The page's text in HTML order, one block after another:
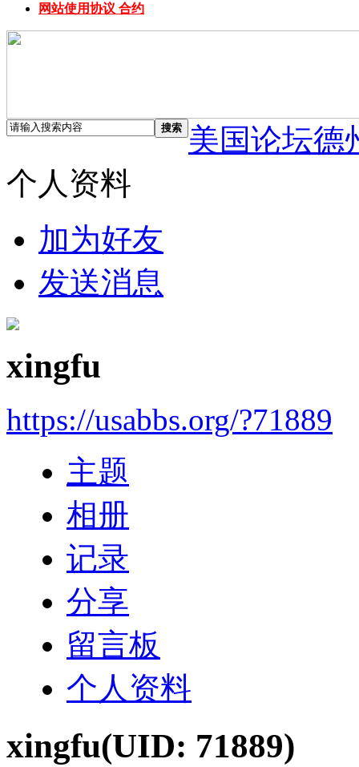
网站使用协议 合约
搜索
美国论坛德
个人资料
加为好友
发送消息
xingfu
https://usabbs.org/?71889
主题
相册
记录
分享
留言板
个人资料
xingfu(UID: 71889)